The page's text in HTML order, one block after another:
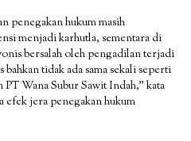
penegakan hukum masih
menjadi karhutla, sementara di
bersalah oleh pengadilan terjadi
tidak ada sama sekali seperti
Wana Subur Sawit Indah,” kata
efek jera penegakan hukum